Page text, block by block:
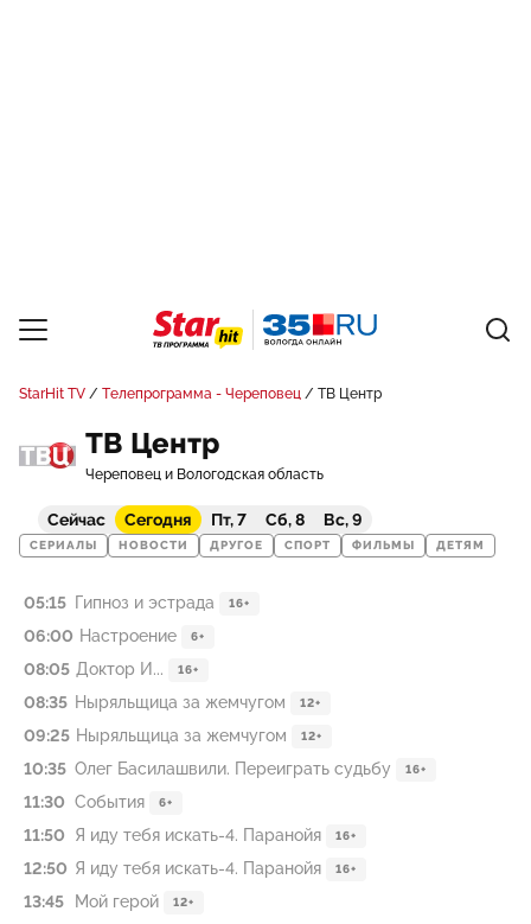
StarHit TV Телепрограмма - Череповец ТВ Центр
ТВ Центр
Череповец и Вологодская область
Сейчас Сегодня Пт, 7 Сб, 8 Вс, 9
СЕРИАЛЫ НОВОСТИ ДРУГОЕ СПОРТ ФИЛЬМЫ ДЕТЯМ
05:15 Гипноз и эстрада 16+
06:00 Настроение 6+
08:05 Доктор И... 16+
08:35 Ныряльщица за жемчугом 12+
09:25 Ныряльщица за жемчугом 12+
10:35 Олег Басилашвили. Переиграть судьбу 16+
11:30 События 6+
11:50 Я иду тебя искать-4. Паранойя 16+
12:50 Я иду тебя искать-4. Паранойя 16+
13:45 Мой герой 12+